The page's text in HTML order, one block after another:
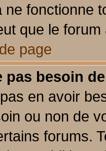
ne fonctionne
que le
page
pas besoin
en avoir
ou non de
forums.